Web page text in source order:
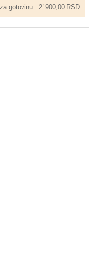
gotovinu 21900,00 RSD